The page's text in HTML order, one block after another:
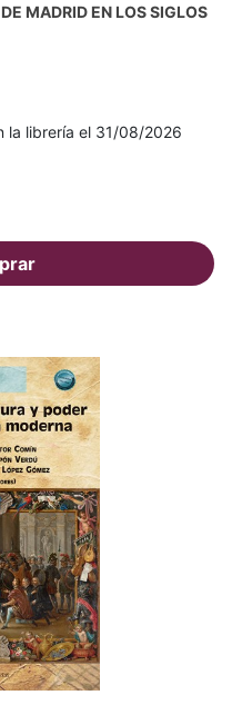
MADRID EN LOS SIGLOS
la librería el 31/08/2026